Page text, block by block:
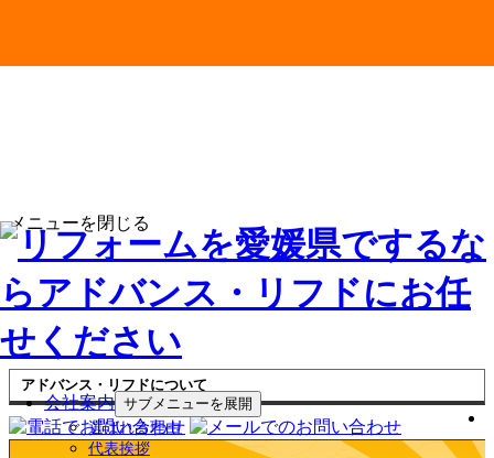
会社案内 サブメニューを展開
選ばれる理由
代表挨拶
メニューを閉じる
アドバンス・リフドについて